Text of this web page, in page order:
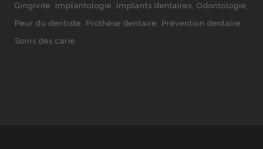
Gingivite
Implantologie Implants dentaires Odontologie
Peur du dentiste
Prothèse dentaire
Prévention dentaire
Soins des carie